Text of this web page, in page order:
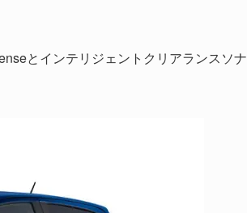
とインテリジェントクリアランスソナ